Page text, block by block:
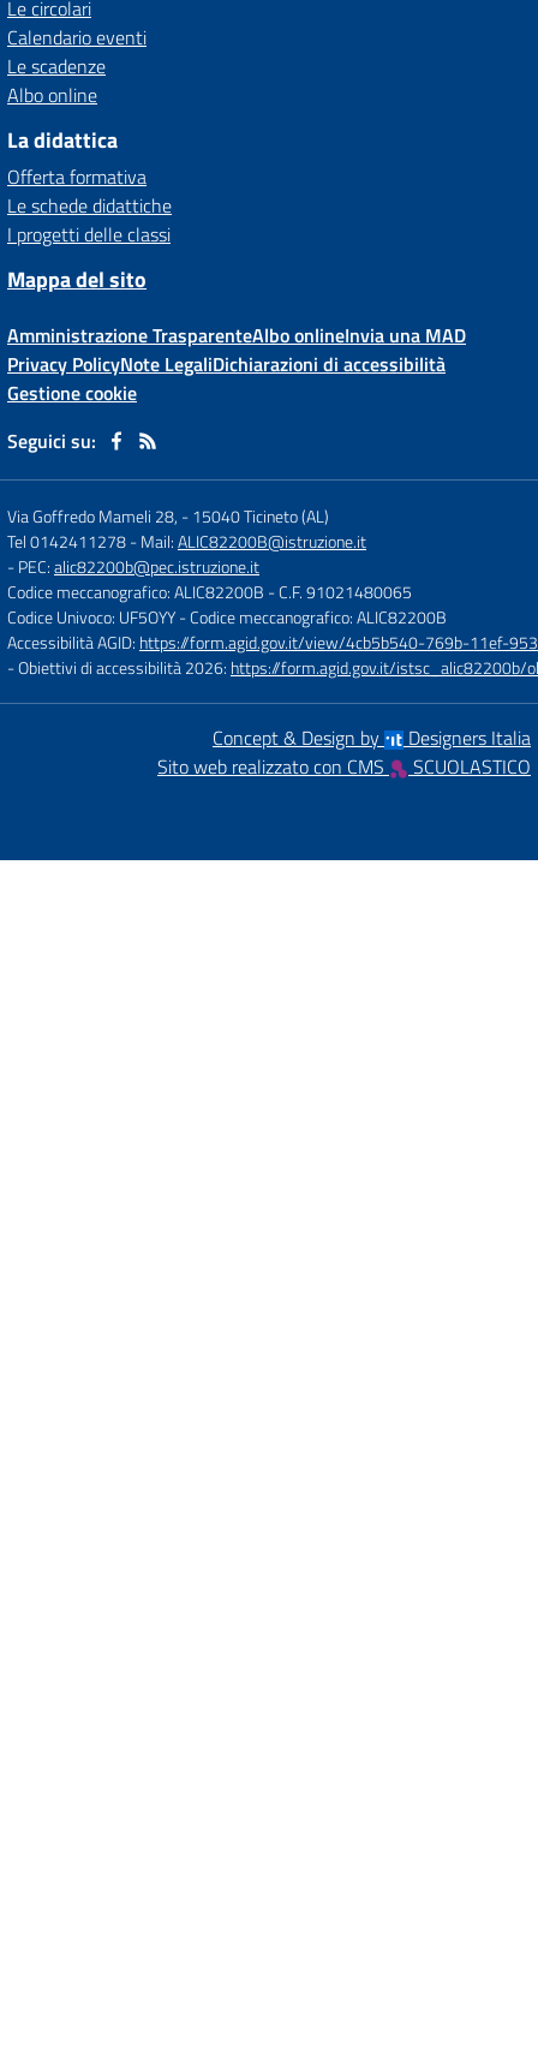
Le circolari
Calendario eventi
Le scadenze
Albo online
La didattica
Offerta formativa
Le schede didattiche
I progetti delle classi
Mappa del sito
Amministrazione TrasparenteAlbo onlineInvia una MAD
Privacy PolicyNote LegaliDichiarazioni di accessibilità
Gestione cookie
Seguici su:
Via Goffredo Mameli 28, -15040 Ticineto (AL)
Tel 0142411278- Mail:ALIC82200B@istruzione.it
- PEC:alic82200b@pec.istruzione.it
Codice meccanografico: ALIC82200B - C.F. 91021480065
Codice Univoco: UF5OYY- Codice meccanografico: ALIC82200B
Accessibilità AGID: https://form.agid.gov.it/view/4cb5b540-769b-11ef-
- Obiettivi di accessibilità 2026: https://form.agid.gov.it/
Concept & Design by
Designers Italia
Sito web realizzato con CMS
SCUOLASTICO